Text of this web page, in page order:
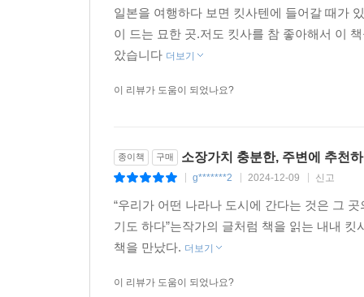
일본을 여행하다 보면 킷사텐에 들어갈 때가
이 드는 묘한 곳.저도 킷사를 참 좋아해서 이
았습니다 더보기
이 리뷰가 도움이 되었나요?
종이책 구매 소장가치 충분한, 주변에 추천
g*******2 2024-12-09 신고
“우리가 어떤 나라나 도시에 간다는 것은 그
기도 하다”는작가의 글처럼 책을 읽는 내내
책을 만났다. 더보기
이 리뷰가 도움이 되었나요?